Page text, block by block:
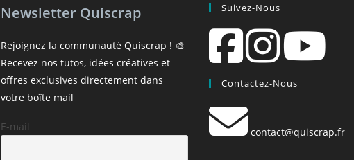
Newsletter Quiscrap
Rejoignez la communauté Quiscrap ! 🎨
Recevez nos tutos, idées créatives et
offres exclusives directement dans
votre boîte mail
E-mail
Suivez-Nous
Contactez-Nous
contact@quiscrap.fr